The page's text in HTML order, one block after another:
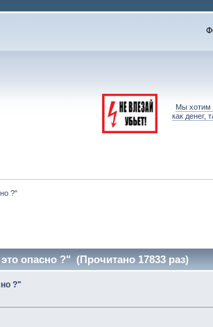
Мы хотим
как денег,
?"
опасно ?" (Прочитано 17833 раз)
?"